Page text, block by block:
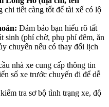
chi tiết càng tốt để tài xế có lộ
Đảm bảo bạn hiểu rõ tất
sinh (phí chờ, phụ phí đêm, ăn
chuyến nếu có thay đổi lịch
nhà xe cung cấp thông tin
số xe trước chuyến đi để dễ
tra sơ bộ tình trạng xe, độ